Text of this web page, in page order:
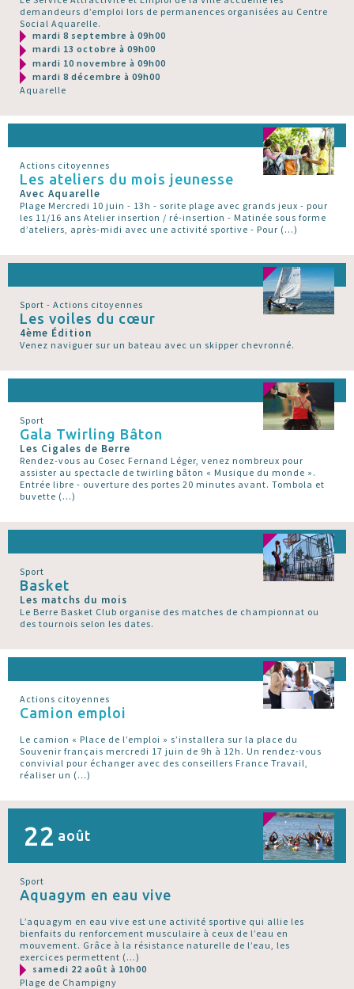
demandeurs d’emploi lors de permanences organisées au Centre
Social Aquarelle.
mardi 8 septembre à 09h00
mardi 13 octobre à 09h00
mardi 10 novembre à 09h00
mardi 8 décembre à 09h00
Aquarelle
Actions citoyennes
Les ateliers du mois jeunesse
Avec Aquarelle
Plage Mercredi 10 juin - 13h - sorite plage avec grands jeux - pour
les 11/16 ans Atelier insertion / ré-insertion - Matinée sous forme
d’ateliers, après-midi avec une activité sportive - Pour (…)
Sport - Actions citoyennes
Les voiles du cœur
4ème Édition
Venez naviguer sur un bateau avec un skipper chevronné.
Sport
Gala Twirling Bâton
Les Cigales de Berre
Rendez-vous au Cosec Fernand Léger, venez nombreux pour
assister au spectacle de twirling bâton « Musique du monde ».
Entrée libre - ouverture des portes 20 minutes avant. Tombola et
buvette (…)
Sport
Basket
Les matchs du mois
Le Berre Basket Club organise des matches de championnat ou
des tournois selon les dates.
Actions citoyennes
Camion emploi
Le camion « Place de l’emploi » s’installera sur la place du
Souvenir français mercredi 17 juin de 9h à 12h. Un rendez-vous
convivial pour échanger avec des conseillers France Travail,
réaliser un (…)
22 août
Sport
Aquagym en eau vive
L’aquagym en eau vive est une activité sportive qui allie les
bienfaits du renforcement musculaire à ceux de l’eau en
mouvement. Grâce à la résistance naturelle de l’eau, les
exercices permettent (…)
samedi 22 août à 10h00
Plage de Champigny